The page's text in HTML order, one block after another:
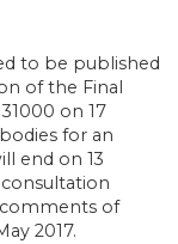
to be published
of the Final
on 17
for an
end on 13
of
2017.